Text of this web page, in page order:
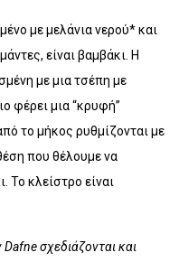
με μελάνια νερού* και
είναι βαμβάκι. Η
με μια τσέπη με
φέρει μια “κρυφή”
το μήκος ρυθμίζονται με
που θέλουμε να
Το κλείστρο είναι
Dafneσχεδιάζονται και